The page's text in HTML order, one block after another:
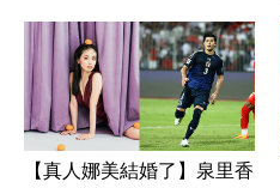
【真人娜美結婚了】泉里香